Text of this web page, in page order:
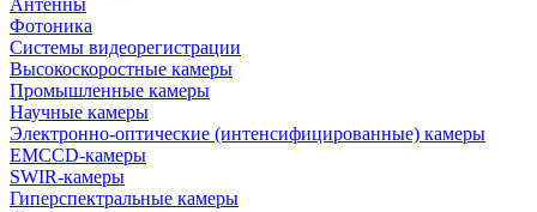
Антенны
Фотоника
Cистемы видеорегистрации
Высокоскоростные камеры
Промышленные камеры
Научные камеры
Электронно-оптические (интенсифицированные) камеры
EMCCD-камеры
SWIR-камеры
Гиперспектральные камеры